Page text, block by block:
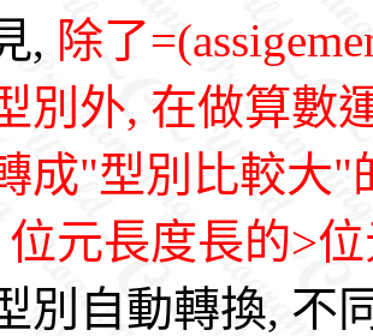
, 除了
別外, 在做算數
成"型別比較大"
位元長度長的>
別自動轉換, 不